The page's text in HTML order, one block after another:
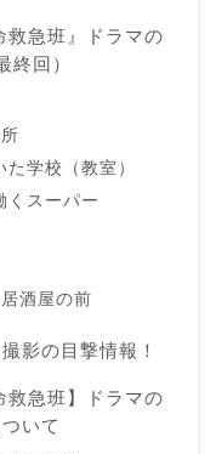
救急班』ドラマの
終回）
学校（教室）
くスーパー
酒屋の前
影の目撃情報！
救急班】ドラマの
いて